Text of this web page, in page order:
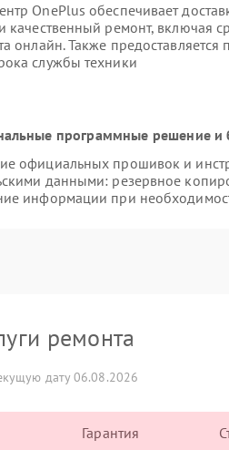
OnePlus обеспечивает
качественный ремонт, включая
онлайн. Также
службы техники
программные решение и
официальных прошивок и
данными: резервное
информации при
ремонта
дату 06.08.2026
Гарантия